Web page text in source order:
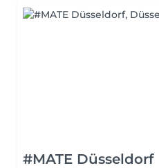
#MATE Düsseldorf